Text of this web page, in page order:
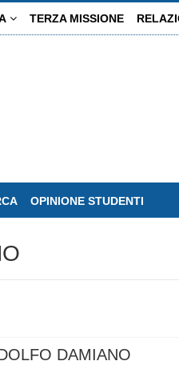
TERZA MISSIONE
OPINIONE STUDENTI
DAMIANO